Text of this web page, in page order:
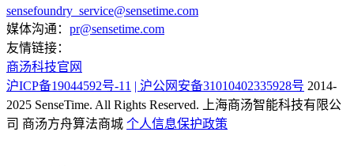
sensefoundry_service@sensetime.com
媒体沟通： pr@sensetime.com
友情链接：
商汤科技官网
沪ICP备19044592号-11 | 沪公网安备31010402335928号 2014-
2025 SenseTime. All Rights Reserved.
上海商汤智能科技有限公
司 商汤方舟算法商城 个人信息保护政策